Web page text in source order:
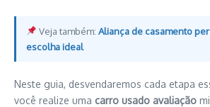
Veja também:Aliança de casamento
escolha ideal
Neste guia, desvendaremos cada etapa
você realize uma carro usado avaliação